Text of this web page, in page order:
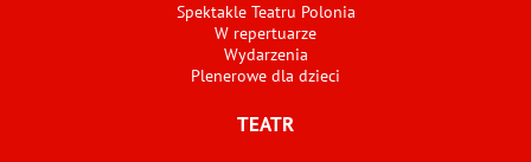
Spektakle Teatru Polonia
W repertuarze
Wydarzenia
Plenerowe dla dzieci
TEATR